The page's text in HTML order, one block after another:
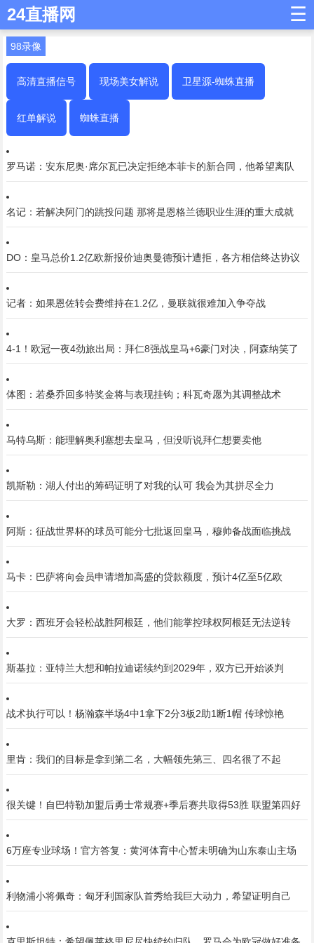
24直播网 ☰
98录像
高清直播信号 现场美女解说 卫星源-蜘蛛直播
红单解说 蜘蛛直播
罗马诺：安东尼奥·席尔瓦已决定拒绝本菲卡的新合同，他希望离队
名记：若解决阿门的跳投问题 那将是恩格兰德职业生涯的重大成就
DO：皇马总价1.2亿欧新报价迪奥曼德预计遭拒，各方相信终达协议
记者：如果恩佐转会费维持在1.2亿，曼联就很难加入争夺战
4-1！欧冠一夜4劲旅出局：拜仁8强战皇马+6豪门对决，阿森纳笑了
体图：若桑乔回多特奖金将与表现挂钩；科瓦奇愿为其调整战术
马特乌斯：能理解奥利塞想去皇马，但没听说拜仁想要卖他
凯斯勒：湖人付出的筹码证明了对我的认可 我会为其拼尽全力
阿斯：征战世界杯的球员可能分七批返回皇马，穆帅备战面临挑战
马卡：巴萨将向会员申请增加高盛的贷款额度，预计4亿至5亿欧
大罗：西班牙会轻松战胜阿根廷，他们能掌控球权阿根廷无法逆转
斯基拉：亚特兰大想和帕拉迪诺续约到2029年，双方已开始谈判
战术执行可以！杨瀚森半场4中1拿下2分3板2助1断1帽 传球惊艳
里肯：我们的目标是拿到第二名，大幅领先第三、四名很了不起
很关键！自巴特勒加盟后勇士常规赛+季后赛共取得53胜 联盟第四好
6万座专业球场！官方答复：黄河体育中心暂未明确为山东泰山主场
利物浦小将佩奇：匈牙利国家队首秀给我巨大动力，希望证明自己